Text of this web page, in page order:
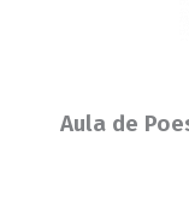
Aula de